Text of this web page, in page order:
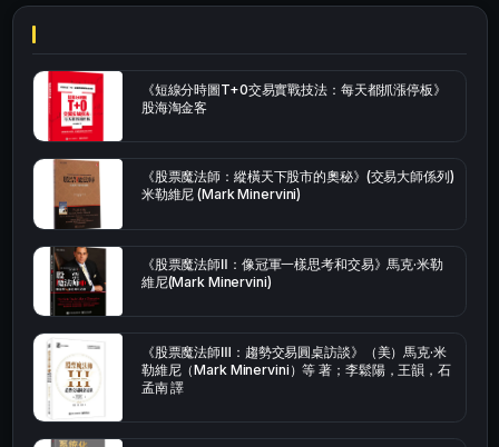
《短線分時圖T+0交易實戰技法：每天都抓漲停板》
股海淘金客
《股票魔法師：縱橫天下股市的奧秘》(交易大師係列)
米勒維尼 (Mark Minervini)
《股票魔法師Ⅱ：像冠軍一樣思考和交易》馬克·米勒
維尼(Mark Minervini)
《股票魔法師Ⅲ：趨勢交易圓桌訪談》（美）馬克·米
勒維尼（Mark Minervini）等 著；李鬆陽，王韻，石
孟南 譯